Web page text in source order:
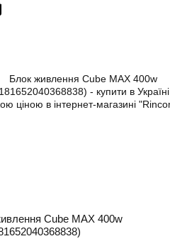
Cube MAX 400w